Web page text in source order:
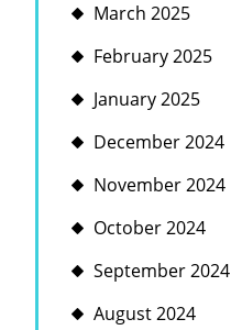
March 2025
February 2025
January 2025
December 2024
November 2024
October 2024
September 2024
August 2024